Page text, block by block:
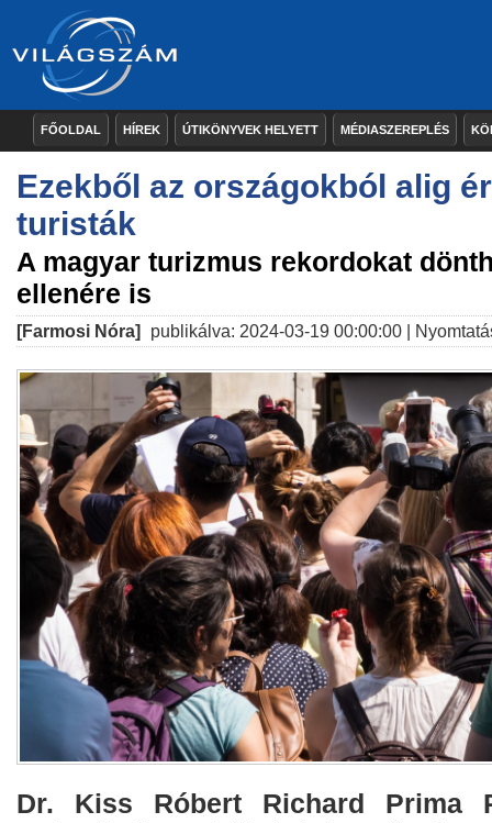
FŐOLDAL HÍREK ÚTIKÖNYVEK HELYETT MÉDIASZEREPLÉS
Ezekből az országokból alig
turisták
A magyar turizmus rekordokat
ellenére is
[Farmosi Nóra] publikálva: 2024-03-19 00:00:00 |
Dr. Kiss Róbert Richard Prima